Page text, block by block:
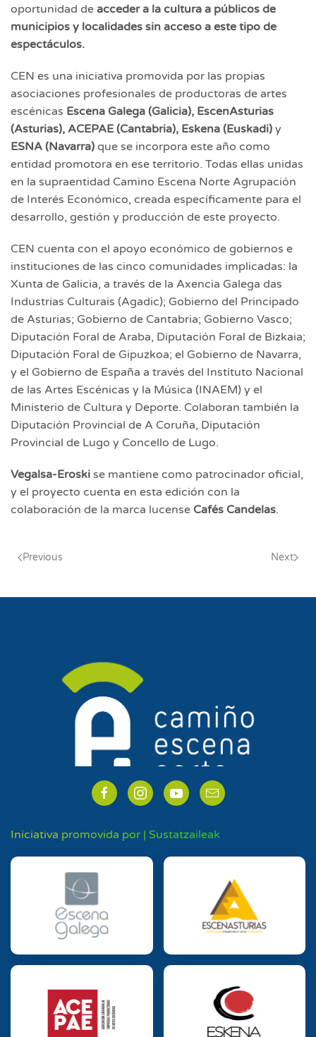
oportunidad de acceder a la cultura a públicos de
municipios y localidades sin acceso a este tipo de
espectáculos.
CEN es una iniciativa promovida por las propias
asociaciones profesionales de productoras de artes
escénicas Escena Galega (Galicia), EscenAsturias
(Asturias), ACEPAE (Cantabria), Eskena (Euskadi) y
ESNA (Navarra) que se incorpora este año como
entidad promotora en ese territorio. Todas ellas unidas
en la supraentidad Camino Escena Norte Agrupación
de Interés Económico, creada específicamente para el
desarrollo, gestión y producción de este proyecto.
CEN cuenta con el apoyo económico de gobiernos e
instituciones de las cinco comunidades implicadas: la
Xunta de Galicia, a través de la Axencia Galega das
Industrias Culturais (Agadic); Gobierno del Principado
de Asturias; Gobierno de Cantabria; Gobierno Vasco;
Diputación Foral de Araba, Diputación Foral de Bizkaia;
Diputación Foral de Gipuzkoa; el Gobierno de Navarra,
y el Gobierno de España a través del Instituto Nacional
de las Artes Escénicas y la Música (INAEM) y el
Ministerio de Cultura y Deporte. Colaboran también la
Diputación Provincial de A Coruña, Diputación
Provincial de Lugo y Concello de Lugo.
Vegalsa-Eroski se mantiene como patrocinador oficial,
y el proyecto cuenta en esta edición con la
colaboración de la marca lucense Cafés Candelas.
Previous Next
Iniciativa promovida por | Sustatzaileak